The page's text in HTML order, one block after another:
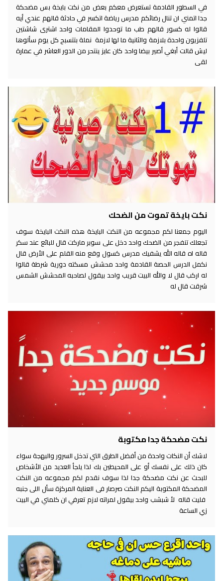
في السطور القادمة تستعرض معكم بعض من نكت بايخة بس مضحكة
جدا اتمني ان تنال رضائكم مدرس رياضة اتكسر في حادثة قالهم عندي أيه
قالوا له كسور قالهم طب ما توحدوا المقامات واحد اشترى شاشتين
تلفزيون واحدة بلازمة والثانية ما لها لازمة نملة بتتسبح كل يوم سألوها
ليش قالت أبغي أصير بيضا واحد كان عايز ينتحر من الدور العاشر في عمارة
لقى
نكت بايخة تموت من الضحك
اليوم جمعنا لكم مجموعه من النكت البايخة هذه النكت البايخة سوف
تجعلك تنفجر من الضحك واحد دخل على سوبر ماركت قال للبائع عند سكر
قاله اه قاله الله يشفيك مدرس كسول وقع منه القلم على الأرض قال
نكمل الدرس الحصة القادمة واحد محشش مسكته دورية شرطة قالوا
له اركب قال لا والله البيت قريب واحد بيقول لصاحبه المحشش الشمس
شرقت قال له
نكت مضحكة جدا مكتوبة
لاشك أن النكات واحدة من أفضل الطرق التي تدخل السرور والبهجة سواء
كان ذلك على نفسك أو على المحيطين بك لذا يلجأ العديد من الأشخاص
للبحث عن نكت مضحكة جدا لذا سوف نقدم لكم مجموعه من النكت
المضحكة المكتوبة اليكم النكت صرصار فى العناية المركزة سأل اللى جنبه
فليت قاله لأ شبشب واحد بيقول لمراته لازم تعرفي ان كلمتي في البيت
زي الساعة